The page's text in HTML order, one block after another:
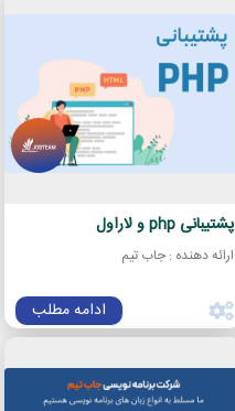
پشتیبانی php و لاراول
ارائه دهنده : جاب تیم
ادامه مطلب